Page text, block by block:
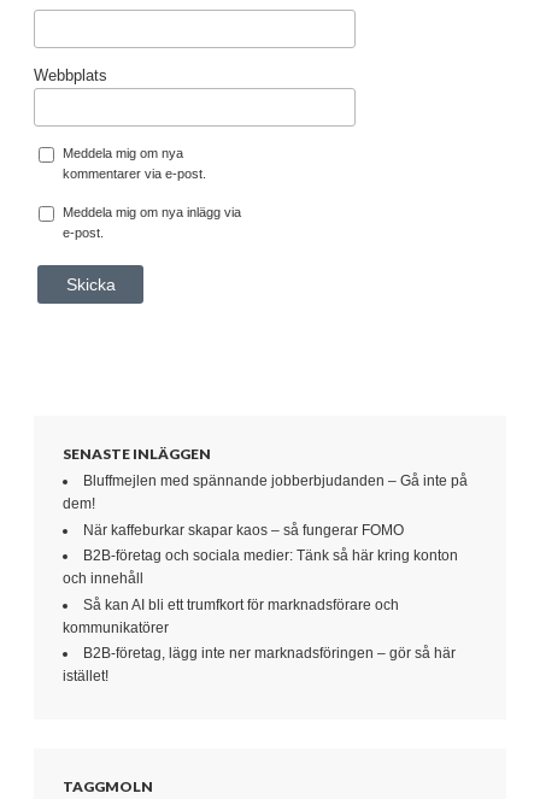
Webbplats
Meddela mig om nya
kommentarer via e-post.
Meddela mig om nya inlägg via
e-post.
SENASTE INLÄGGEN
Bluffmejlen med spännande jobberbjudanden – Gå inte på
dem!
När kaffeburkar skapar kaos – så fungerar FOMO
B2B-företag och sociala medier: Tänk så här kring konton
och innehåll
Så kan AI bli ett trumfkort för marknadsförare och
kommunikatörer
B2B-företag, lägg inte ner marknadsföringen – gör så här
istället!
TAGGMOLN